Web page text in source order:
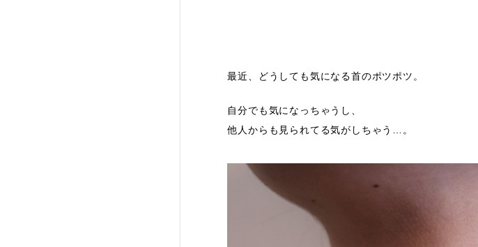
最近、どうしても気になる首のポツポツ。
自分でも気になっちゃうし、
他人からも見られてる気がしちゃう…。